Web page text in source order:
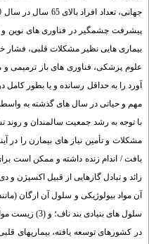
پیشرفت­ چشمگیر در فناوری های نوین و
بیماری هایی نظیر مشکلات قلبی،
علوم پزشکی، فناوری های باز ترمیمی و
آورد را به حداقل رسانده و یا بطور
مهم و حیاتی در سال های گذشته به
با توجه به رشد جمعیت سالمندان و
مشکلات و تأمین نیاز های بیمارن را
بافت / اندام زنده داشته و ممکن است
سلول های بنیادی بند ناف؛ و (3) زیست مواد بدون سلول، که در بدن کاشته شده و روند ادغام و تحریک تشکیل بافت های طبیعی بدن را طی می کنند.
در کشورهای توسعه یافته، بیماریهای